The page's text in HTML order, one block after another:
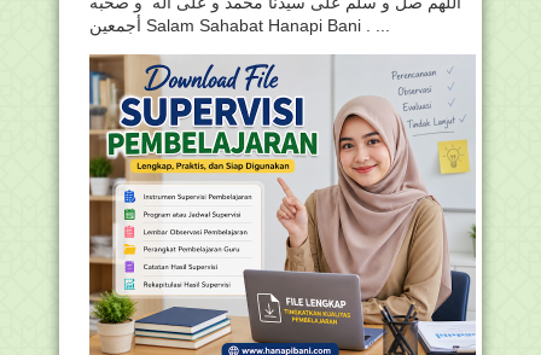
أجمعين Salam Sahabat Hanapi Bani . ...